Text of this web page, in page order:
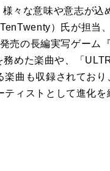
様々な意味や意志が
）氏が担当
売の長編実写ゲーム
めた楽曲や、「
曲も収録されてお
ィストとして進化